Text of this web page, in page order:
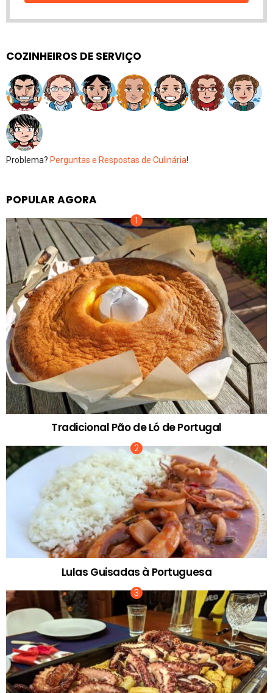
COZINHEIROS DE SERVIÇO
Problema? Perguntas e Respostas de Culinária!
POPULAR AGORA
Tradicional Pão de Ló de Portugal
Lulas Guisadas à Portuguesa